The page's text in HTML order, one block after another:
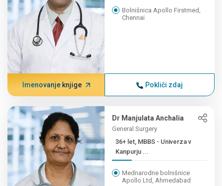
Bolnišnica Apollo Firstmed,
Chennai
Imenovanje knjige Pokliči zdaj
Dr Manjulata Anchalia
General Surgery
36+ let, MBBS - Univerza v
Kanpurju ...
Mednarodne bolnišnice
Apollo Ltd, Ahmedabad